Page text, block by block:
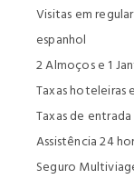
Visitas em
espanhol
2 Almoços e 1
Taxas hoteleiras
Taxas de
Assistência 24
Seguro